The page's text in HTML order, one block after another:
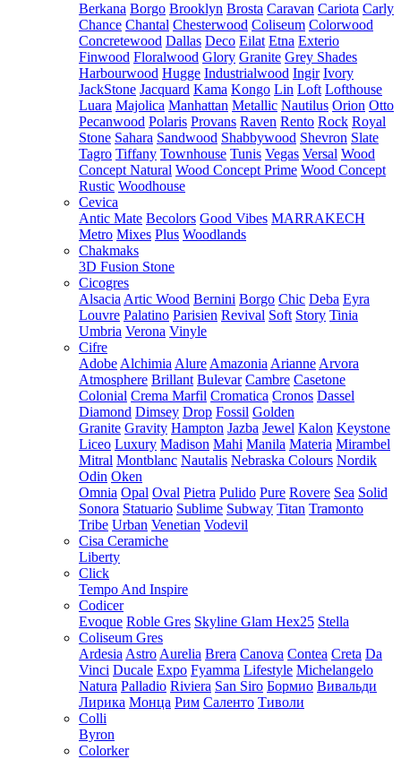
Berkana Borgo Brooklyn Brosta Caravan Cariota Carly
Chance Chantal Chesterwood Coliseum Colorwood
Concretewood Dallas Deco Eilat Etna Exterio
Finwood Floralwood Glory Granite Grey Shades
Harbourwood Hugge Industrialwood Ingir Ivory
JackStone Jacquard Kama Kongo Lin Loft Lofthouse
Luara Majolica Manhattan Metallic Nautilus Orion Otto
Pecanwood Polaris Provans Raven Rento Rock Royal
Stone Sahara Sandwood Shabbywood Shevron Slate
Tagro Tiffany Townhouse Tunis Vegas Versal Wood
Concept Natural Wood Concept Prime Wood Concept
Rustic Woodhouse
Cevica
Antic Mate Becolors Good Vibes MARRAKECH
Metro Mixes Plus Woodlands
Chakmaks
3D Fusion Stone
Cicogres
Alsacia Artic Wood Bernini Borgo Chic Deba Eyra
Louvre Palatino Parisien Revival Soft Story Tinia
Umbria Verona Vinyle
Cifre
Adobe Alchimia Alure Amazonia Arianne Arvora
Atmosphere Brillant Bulevar Cambre Casetone
Colonial Crema Marfil Cromatica Cronos Dassel
Diamond Dimsey Drop Fossil Golden
Granite Gravity Hampton Jazba Jewel Kalon Keystone
Liceo Luxury Madison Mahi Manila Materia Mirambel
Mitral Montblanc Nautalis Nebraska Colours Nordik
Odin Oken
Omnia Opal Oval Pietra Pulido Pure Rovere Sea Solid
Sonora Statuario Sublime Subway Titan Tramonto
Tribe Urban Venetian Vodevil
Cisa Ceramiche
Liberty
Click
Tempo And Inspire
Codicer
Evoque Roble Gres Skyline Glam Hex25 Stella
Coliseum Gres
Ardesia Astro Aurelia Brera Canova Contea Creta Da
Vinci Ducale Expo Fyamma Lifestyle Michelangelo
Natura Palladio Riviera San Siro Бормио Вивальди
Лирика Монца Рим Саленто Тиволи
Colli
Byron
Colorker